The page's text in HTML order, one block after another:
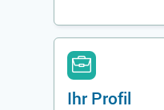
Ihr Profil